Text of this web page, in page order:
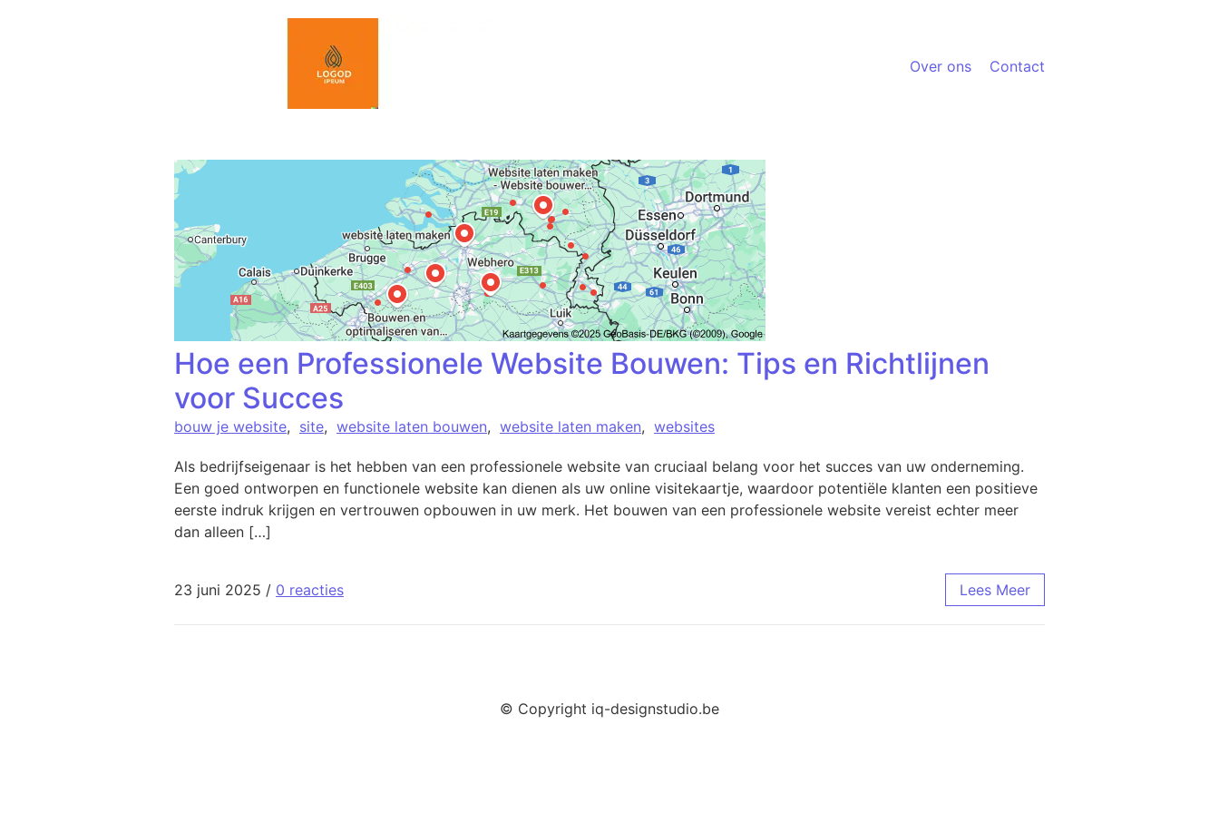
Over ons Contact
Hoe een Professionele Website Bouwen: Tips en Richtlijnen
voor Succes
bouw je website, site, website laten bouwen, website laten maken, websites
Als bedrijfseigenaar is het hebben van een professionele website van cruciaal belang voor het succes van uw onderneming.
Een goed ontworpen en functionele website kan dienen als uw online visitekaartje, waardoor potentiële klanten een positieve
eerste indruk krijgen en vertrouwen opbouwen in uw merk. Het bouwen van een professionele website vereist echter meer
dan alleen […]
23 juni 2025 / 0 reacties Lees Meer
© Copyright iq-designstudio.be